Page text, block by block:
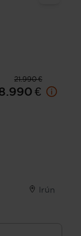
21.990 €
€
Irún